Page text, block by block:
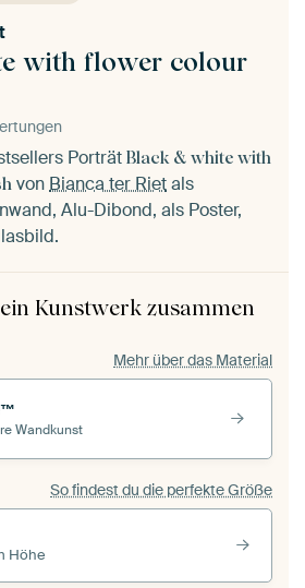
with flower colour
Porträt Black & white with
vonBianca ter Rietals
Alu-Dibond, als Poster,
Kunstwerk zusammen
Mehr über das Material
Wandkunst
So findest du die perfekte Größe
Höhe